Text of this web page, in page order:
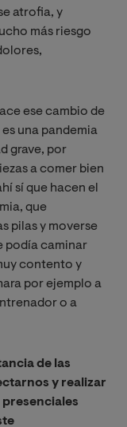
atrofia, y
más riesgo
ese cambio de
una pandemia
grave, por
a comer bien
sí que hacen el
que
pilas y moverse
podía caminar
contento y
por ejemplo a
o a
de las
y realizar
presenciales